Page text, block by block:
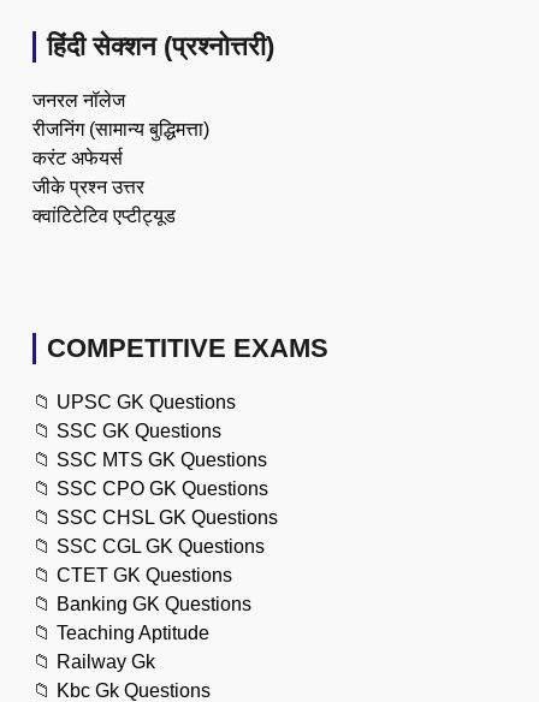
हिंदी सेक्शन (प्रश्नोत्तरी)
जनरल नॉलेज
रीजनिंग (सामान्य बुद्धिमत्ता)
करंट अफेयर्स
जीके प्रश्न उत्तर
क्वांटिटेटिव एप्टीट्यूड
COMPETITIVE EXAMS
📁 UPSC GK Questions
📁 SSC GK Questions
📁 SSC MTS GK Questions
📁 SSC CPO GK Questions
📁 SSC CHSL GK Questions
📁 SSC CGL GK Questions
📁 CTET GK Questions
📁 Banking GK Questions
📁 Teaching Aptitude
📁 Railway Gk
📁 Kbc Gk Questions